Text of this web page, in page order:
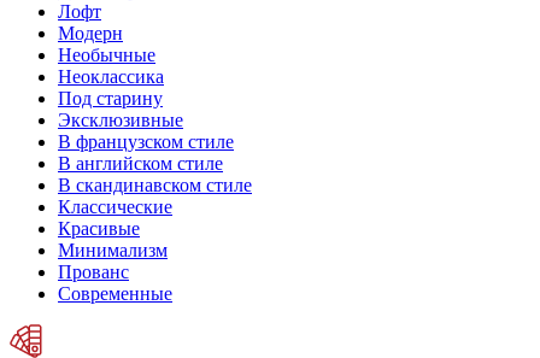
Лофт
Модерн
Необычные
Неоклассика
Под старину
Эксклюзивные
В французском стиле
В английском стиле
В скандинавском стиле
Классические
Красивые
Минимализм
Прованс
Современные